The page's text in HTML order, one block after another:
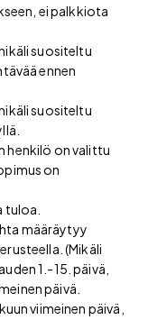
ei palkkiota
suositeltu
ennen
suositeltu
henkilö on valittu
on
määräytyy
(Mikäli
1.-15. päivä,
päivä.
viimeinen päivä,